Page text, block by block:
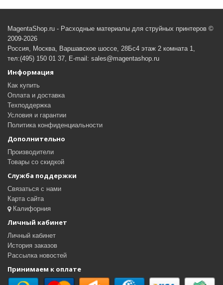
MagentaShop.ru - Расходные материалы для струйных принтеров ©
2009-2026
Россия, Москва, Варшавское шоссе, 28Бс4 этаж 2 комната 1,
тел:(495) 150 01 37, E-mail: sales@magentashop.ru
Информация
Как купить
Оплата и доставка
Техподдержка
Условия и гарантии
Политика конфиденциальности
Дополнительно
Производители
Товары со скидкой
Служба поддержки
Связаться с нами
Карта сайта
Калифорния
Личный кабинет
Личный кабинет
История заказов
Рассылка новостей
Принимаем к оплате